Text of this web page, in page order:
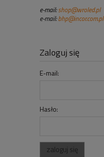
e-mail: shop@wroled.pl
e-mail:bhp@incor.com.pl
Zaloguj się
E-mail:
Hasło:
zaloguj się